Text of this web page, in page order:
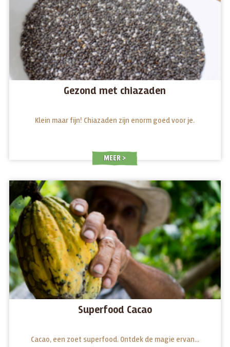
Gezond met chiazaden
Klein maar fijn! Chiazaden zijn enorm goed voor je.
MEER
Superfood Cacao
Cacao, een zoet superfood. Ontdek de magie ervan...